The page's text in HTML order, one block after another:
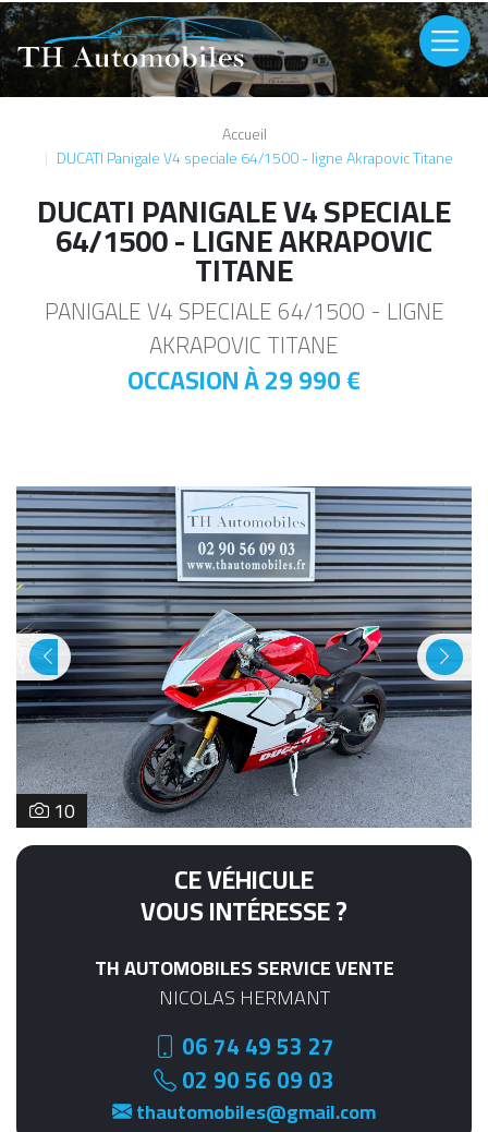
Aller au contenu principal
Image
Accueil
DUCATI Panigale V4 speciale 64/1500 - ligne Akrapovic Titane
DUCATI PANIGALE V4 SPECIALE
64/1500 - LIGNE AKRAPOVIC
TITANE
PANIGALE V4 SPECIALE 64/1500 - LIGNE
AKRAPOVIC TITANE
OCCASION À29 990 €
Previous Next
10
CE VÉHICULE
VOUS INTÉRESSE ?
TH AUTOMOBILES SERVICE VENTE
NICOLAS HERMANT
06 74 49 53 27
02 90 56 09 03
thautomobiles@gmail.com